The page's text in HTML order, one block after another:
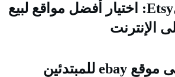
eBay مقابلEtsy: اختيار أفضل مواقع لبيع
كيف تبيع على موقع ebay للمبتدئين